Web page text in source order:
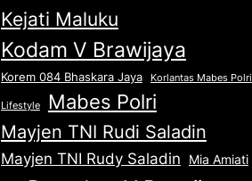
Kejati Maluku
Kodam V Brawijaya
Korem 084 Bhaskara Jaya Korlantas Mabes Polri
Lifestyle Mabes Polri
Mayjen TNI Rudi Saladin
Mayjen TNI Rudy Saladin Mia Amiati